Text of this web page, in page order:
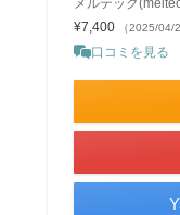
メルテック
¥7,400
（2025/04/
口コミを見る